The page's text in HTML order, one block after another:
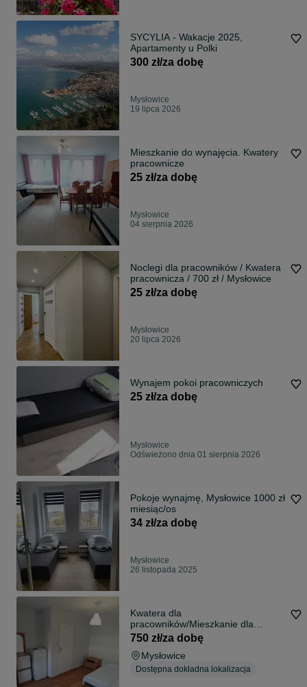
SYCYLIA - Wakacje 2025,
Apartamenty u Polki
300 zł/za dobę
Mysłowice
19 lipca 2026
Mieszkanie do wynajęcia. Kwatery
pracownicze
25 zł/za dobę
Mysłowice
04 sierpnia 2026
Noclegi dla pracowników / Kwatera
pracownicza / 700 zł / Mysłowice
25 zł/za dobę
Mysłowice
20 lipca 2026
Wynajem pokoi pracowniczych
25 zł/za dobę
Mysłowice
Odświeżono dnia 01 sierpnia 2026
Pokoje wynajmę, Mysłowice 1000 zł
miesiąc/os
34 zł/za dobę
Mysłowice
26 listopada 2025
Kwatera dla
pracowników/Mieszkanie dla
pracowników
750 zł/za dobę
Mysłowice
Dostępna dokładna lokalizacja